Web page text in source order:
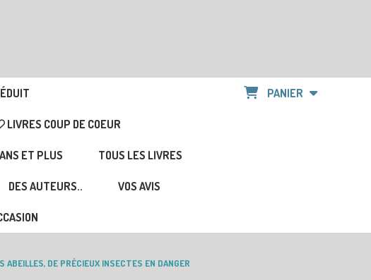
LIVRES COUP DE COEUR
ET PLUS TOUS LES LIVRES
DES AUTEURS.. VOS AVIS
PANIER
ABEILLES, DE PRÉCIEUX INSECTES EN DANGER